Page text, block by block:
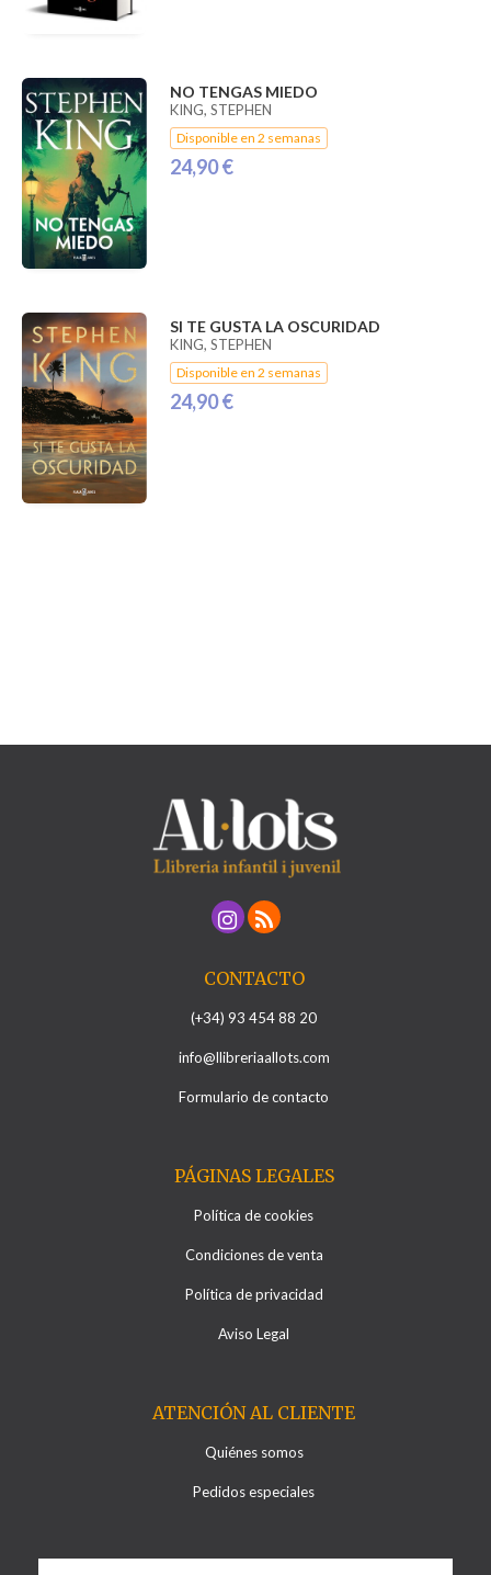
NO TENGAS MIEDO
KING, STEPHEN
Disponible en 2 semanas
24,90 €
SI TE GUSTA LA OSCURIDAD
KING, STEPHEN
Disponible en 2 semanas
24,90 €
CONTACTO
(+34) 93 454 88 20
info@llibreriaallots.com
Formulario de contacto
PÁGINAS LEGALES
Política de cookies
Condiciones de venta
Política de privacidad
Aviso Legal
ATENCIÓN AL CLIENTE
Quiénes somos
Pedidos especiales